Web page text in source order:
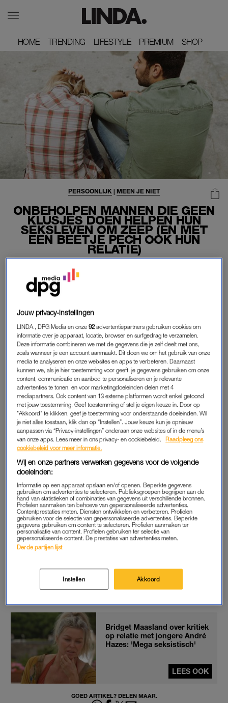
HOME
HOME TRENDING
TRENDING LIFESTYLE
LIFESTYLE PREMIUM
PREMIUM SHOP
SHOP
ONBEHOLPEN MANNEN DIE GEEN
KLUSJES DOEN HELPEN HUN
SEKSLEVEN OM ZEEP (EN MET
EEN BEETJE PECH OOK HUN
RELATIE)
PERSOONLIJK | MEEN JE NIET
27-12-2022 | ANNA NEELTJE DE BOER
Mannen die nog geen ei kunnen bakken zorgen bij hun
partner vaak voor de nodige stress. Ook het seksleven
van stellen waarbij zo’n man betrokken is, lijdt hier vaak
Daar kwamen onderzoekers van universiteiten in Canada en
Australië achter. Hun bevindingen publiceerden ze in het
tijdschriftArchives of Sexual Behaviour
ONBEHOLPEN MANNEN
Onbeholpen mannen die geen poot uitsteken,geven hun
geliefde het gevoel dat ze nog opgevoed moeten worden. In
relaties waarin dit het geval is, neemt de vrouw vaak de
leiding, ontdekten de onderzoekers. Veel vrouwen die meer
huishoudelijke taken op zich nemen, gaan hun partner zien als
afhankelijk kind.
neemt toe en de lust verdwijnt. Met een beetje mazzel blijft het
daarbij, want het kan ook meespelen als reden om een
scheiding aan te vragen.
Het is de eerste keer dat dit fenomeen op deze manier is
onderzocht. Emily Harris, één van de onderzoekers, vertelt
verband werd gebracht met hormonen, stress, ruzies en
ontevredenheid. “Wat deze aannames missen, is de bredere
Bridget Maasland over kritiek
op relatie met jongere André
Hazes: 'Mega seksistisch'
LEES OOK
GOED ARTIKEL? DELEN MAAR.
Jouw privacy-instellingen
LINDA., DPG Media en onze92 advertentiepartners gebruiken cookies om
informatie over je apparaat, locatie, browser en surfgedrag te verzamelen.
Deze informatie combineren we met de gegevens die je zelf deelt met ons,
zoals wanneer je een account aanmaakt. Dit doen we om het gebruik van onze
media te analyseren en onze websites en apps te verbeteren. Daarnaast
kunnen we, als je hier toestemming voor geeft, je gegevens gebruiken om onze
content, communicatie en aanbod te personaliseren en je relevante
advertenties te tonen, en voor marketingdoeleinden delen met 4
mediapartners. Ook content van 13 externe platformen wordt enkel getoond
met jouw toestemming. Geef toestemming of stel je eigen keuze in. Door op
"Akkoord" te klikken, geef je toestemming voor onderstaande doeleinden. Wil
je niet alles toestaan, klik dan op “Instellen”. Jouw keuze kun je opnieuw
aanpassen via “Privacy-instellingen” onderaan onze websites of in de menu’s
van onze apps. Lees meer in ons privacy- en cookiebeleid.
Raadpleeg ons
cookiebeleid voor meer informatie.
Wij en onze partners verwerken gegevens voor de volgende
doeleinden:
Informatie op een apparaat opslaan en/of openen. Beperkte gegevens
gebruiken om advertenties te selecteren. Publieksgroepen begrijpen aan de
hand van statistieken of combinaties van gegevens uit verschillende bronnen.
Profielen aanmaken ten behoeve van gepersonaliseerde advertenties.
Contentprestaties meten. Diensten ontwikkelen en verbeteren. Profielen
gebruiken voor de selectie van gepersonaliseerde advertenties. Beperkte
gegevens gebruiken om content te selecteren. Profielen aanmaken ter
personalisatie van content. Profielen gebruiken ter selectie van
gepersonaliseerde content. De prestaties van advertenties meten.
Derde partijen lijst
Instellen Akkoord